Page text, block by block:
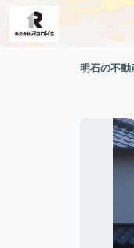
明石の不動